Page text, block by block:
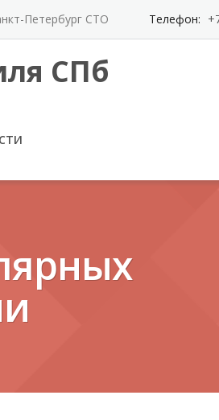
Петербург СТО Телефон:
СПб